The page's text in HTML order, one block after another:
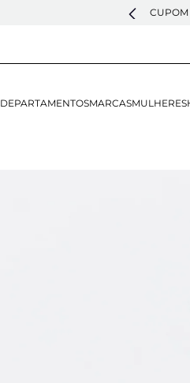
CUPOM
DEPARTAMENTOSMARCASMULHERES